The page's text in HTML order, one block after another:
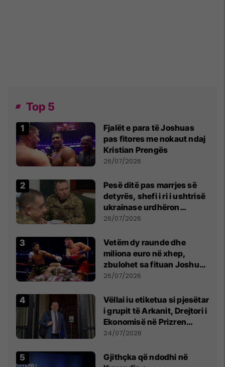
Top 5
Fjalët e para të Joshuas
pas fitores me nokaut ndaj
Kristian Prengës
26/07/2026
Pesë ditë pas marrjes së
detyrës, shefi i ri i ushtrisë
ukrainase urdhëron
kontroll të madh
26/07/2026
Vetëm dy raunde dhe
miliona euro në xhep,
zbulohet sa fituan Joshua
e Prenga
26/07/2026
Vëllai iu etiketua si pjesëtar
i grupit të Arkanit, Drejtori i
Ekonomisë në Prizren
mohon pretendimet
24/07/2026
Gjithçka që ndodhi në